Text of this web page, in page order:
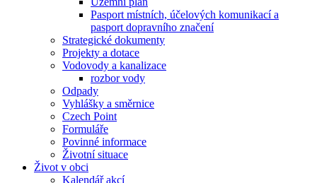
Pasport místních, účelových komunikací a
pasport dopravního značení
Strategické dokumenty
Projekty a dotace
Vodovody a kanalizace
rozbor vody
Odpady
Vyhlášky a směrnice
Czech Point
Formuláře
Povinné informace
Životní situace
Život v obci
Kalendář akcí